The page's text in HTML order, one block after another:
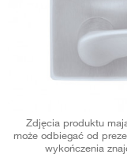
Zdjęcia produktu
może odbiegać od
wykończenia